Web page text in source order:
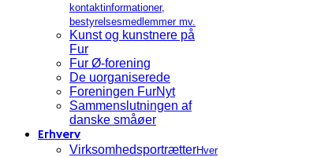
kontaktinformationer,
bestyrelsesmedlemmer mv.
Kunst og kunstnere på
Fur
Fur Ø-forening
De uorganiserede
Foreningen FurNyt
Sammenslutningen af
danske småøer
Erhverv
VirksomhedsportrætterHver